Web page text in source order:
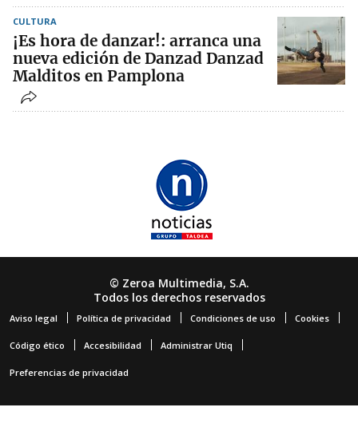
CULTURA
¡Es hora de danzar!: arranca una
nueva edición de Danzad Danzad
Malditos en Pamplona
© Zeroa Multimedia, S.A.
Todos los derechos reservados
Aviso legal Política de privacidad Condiciones de uso Cookies
Código ético Accesibilidad Administrar Utiq
Preferencias de privacidad